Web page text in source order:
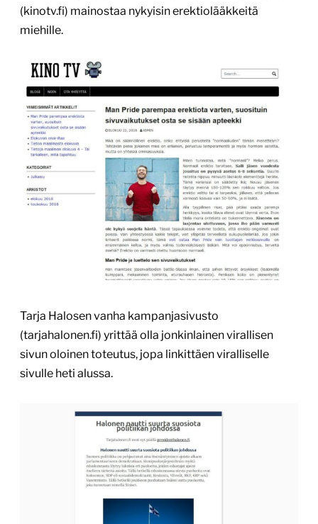
(kinotv.fi) mainostaa nykyisin erektiolääkkeitä
miehille.
Tarja Halosen vanha kampanjasivusto
(tarjahalonen.fi) yrittää olla jonkinlainen virallisen
sivun oloinen toteutus, jopa linkittäen viralliselle
sivulle heti alussa.